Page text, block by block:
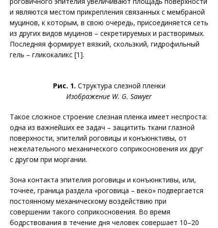
и являются местом прикрепления связанных с мембраной
муцинов, к которым, в свою очередь, присоединяется сеть
из других видов муцинов – сек­ретируемых и растворимых.
Последняя формирует вязкий, скользкий, гидрофильный
гель – гликокаликс [1].
Рис. 1. Структура слезной пленки
Изображение W. G. Sawyer
Такое сложное строение слезная пленка имеет неспроста:
одна из важнейших ее задач – защитить ткани глазной
поверхности, эпителий роговицы и конъюнктивы, от
нежелательного механического соприкосновения их друг
с другом при моргании.
Зона контакта эпителия роговицы и конъюнктивы, или,
точнее, граница раздела «роговица – веко» подвергается
постоянному механическому воздействию при
совершении такого соприкосновения. Во время
бодрствования в течение дня человек совершает 10–20